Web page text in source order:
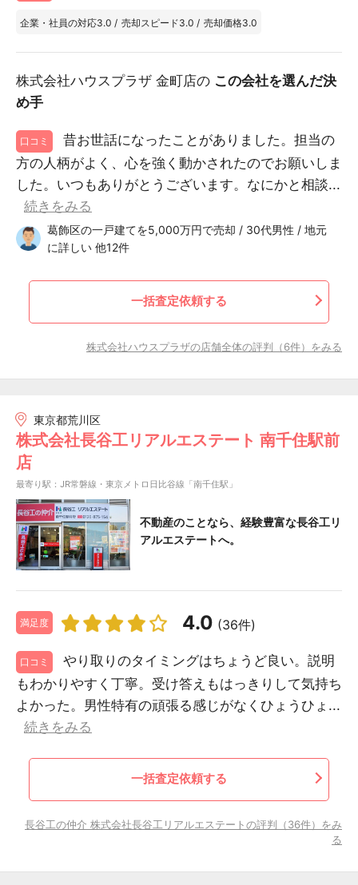
企業・社員の対応3.0 / 売却スピード3.0 / 売却価格3.0
株式会社ハウスプラザ 金町店の この会社を選んだ決
め手
口コミ
昔お世話になったことがありました。担当の
方の人柄がよく、心を強く動かされたのでお願いしま
した。いつもありがとうございます。なにかと相談...
続きをみる
葛飾区の一戸建てを5,000万円で売却 / 30代男性 / 地元
に詳しい 他12件
一括査定依頼する
株式会社ハウスプラザの店舗全体の評判（6件）をみる
東京都荒川区
株式会社長谷工リアルエステート 南千住駅前
店
最寄り駅：JR常磐線・東京メトロ日比谷線「南千住駅」
不動産のことなら、経験豊富な長谷工リ
アルエステートへ。
満足度 4.0 (36件)
口コミ
やり取りのタイミングはちょうど良い。説明
もわかりやすく丁寧。受け答えもはっきりして気持ち
よかった。男性特有の頑張る感じがなくひょうひょ...
続きをみる
一括査定依頼する
長谷工の仲介 株式会社長谷工リアルエステートの評判（36件）をみ
る